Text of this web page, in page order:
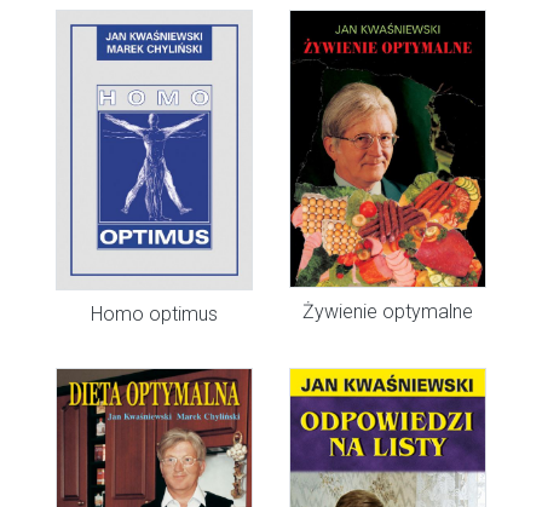
Homo optimus Żywienie optymalne